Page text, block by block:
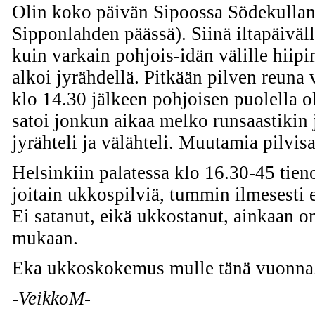
Olin koko päivän Sipoossa
Sipponlahden päässä). Siinä
kuin varkain pohjois-idän välille
alkoi jyrähdellä. Pitkään pilven reuna
klo 14.30 jälkeen pohjoisen puolella
satoi jonkun aikaa melko
jyrähteli ja välähteli. Muutamia
Helsinkiin palatessa klo 16.30-45
joitain ukkospilviä, tummin ilmesesti
Ei satanut, eikä ukkostanut, ainkaan
mukaan.
Eka ukkoskokemus mulle tänä
-VeikkoM-